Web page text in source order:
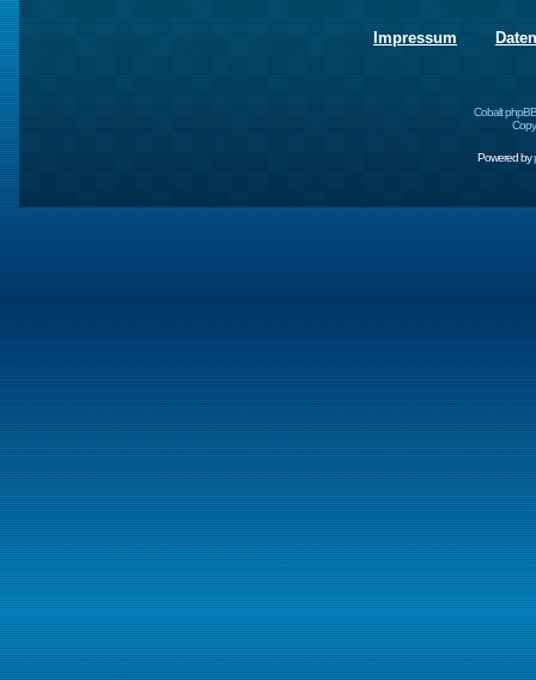
Impressum
Cobalt
Powered by